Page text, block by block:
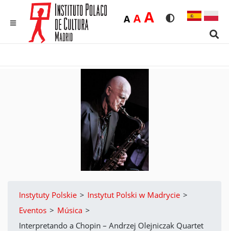
Rozmiar
ADomyślna
AŚrednia
ADużaWersja
Instytuty Polskie > Instytut Polski w Madrycie >
Eventos > Música >
Interpretando a Chopin – Andrzej Olejniczak Quartet